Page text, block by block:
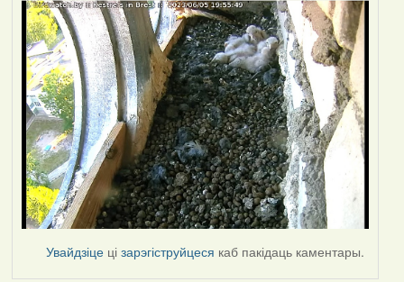
Увайдзіце цізарэгіструйцеся каб пакідаць каментары.